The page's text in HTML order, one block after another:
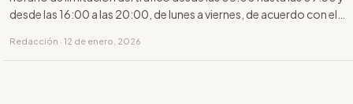
desde las 16:00 a las 20:00, de lunes a viernes, de acuerdo con el
Redacción · 12 de enero, 2026